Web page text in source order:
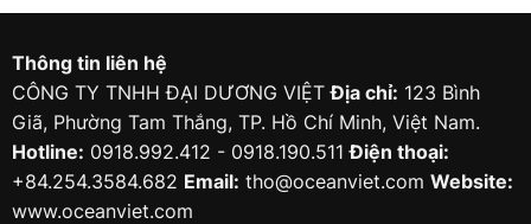
Thông tin liên hệ
CÔNG TY TNHH ĐẠI DƯƠNG VIỆTĐịa chỉ: 123 Bình
Giã, Phường Tam Thắng, TP. Hồ Chí Minh, Việt Nam.
Hotline: 0918.992.412 - 0918.190.511Điện thoại:
+84.254.3584.682 Email: tho@oceanviet.com Website:
www.oceanviet.com